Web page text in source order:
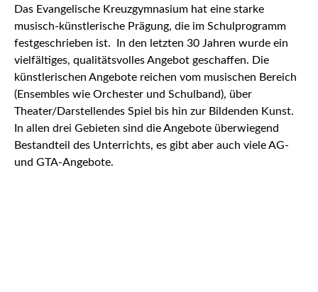
Das Evangelische Kreuzgymnasium hat eine starke
musisch-künstlerische Prägung, die im Schulprogramm
festgeschrieben ist. In den letzten 30 Jahren wurde ein
vielfältiges, qualitätsvolles Angebot geschaffen. Die
künstlerischen Angebote reichen vom musischen Bereich
(Ensembles wie Orchester und Schulband), über
Theater/Darstellendes Spiel bis hin zur Bildenden Kunst.
In allen drei Gebieten sind die Angebote überwiegend
Bestandteil des Unterrichts, es gibt aber auch viele AG-
und GTA-Angebote.